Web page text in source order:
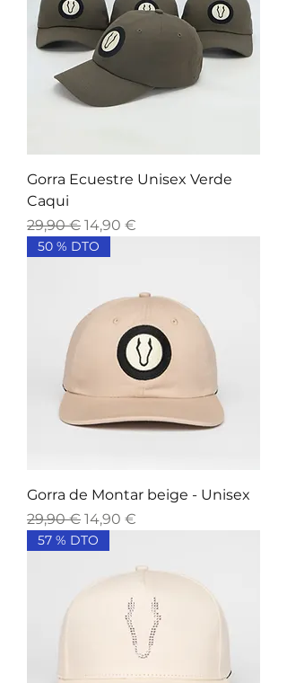
Gorra Ecuestre Unisex Verde
Caqui
Precio
29,90 € Precio de oferta
14,90 €
50 % DTO
Gorra de Montar beige - Unisex
Precio
29,90 € Precio de oferta
14,90 €
57 % DTO